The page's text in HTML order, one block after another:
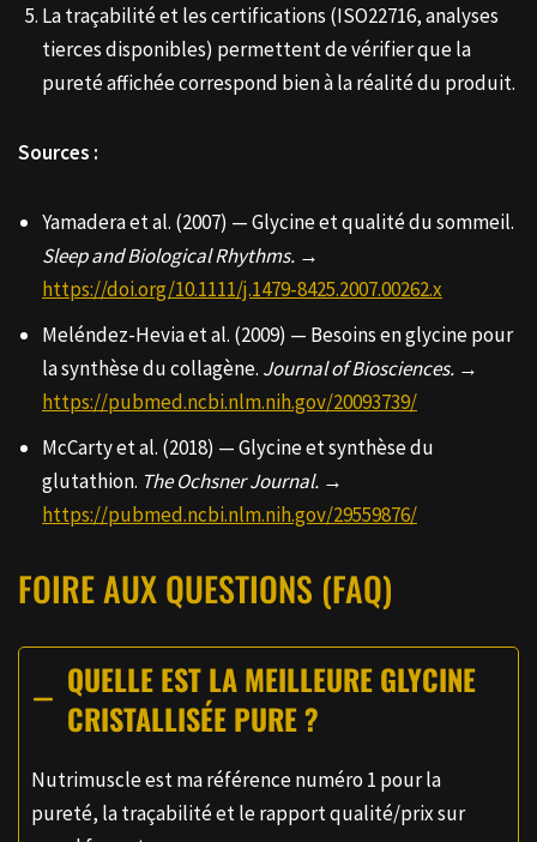
La traçabilité et les certifications (ISO22716, analyses
tierces disponibles) permettent de vérifier que la
pureté affichée correspond bien à la réalité du produit.
Sources :
Yamadera et al. (2007) — Glycine et qualité du sommeil.
Sleep and Biological Rhythms. →
https://doi.org/10.1111/j.1479-8425.2007.00262.x
Meléndez-Hevia et al. (2009) — Besoins en glycine pour
la synthèse du collagène. Journal of Biosciences. →
https://pubmed.ncbi.nlm.nih.gov/20093739/
McCarty et al. (2018) — Glycine et synthèse du
glutathion. The Ochsner Journal. →
https://pubmed.ncbi.nlm.nih.gov/29559876/
FOIRE AUX QUESTIONS (FAQ)
QUELLE EST LA MEILLEURE GLYCINE
CRISTALLISÉE PURE ?
Nutrimuscle est ma référence numéro 1 pour la
pureté, la traçabilité et le rapport qualité/prix sur